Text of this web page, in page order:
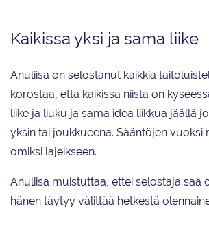
Kaikissa yksi ja sama liike
Anuliisa on selostanut kaikkia
korostaa, että kaikissa niistä on
liike ja liuku ja sama idea liikkua jäällä
yksin tai joukkueena. Sääntöjen vuoksi
omiksi lajeikseen.
Anuliisa muistuttaa, ettei selostaja saa
hänen täytyy välittää hetkestä